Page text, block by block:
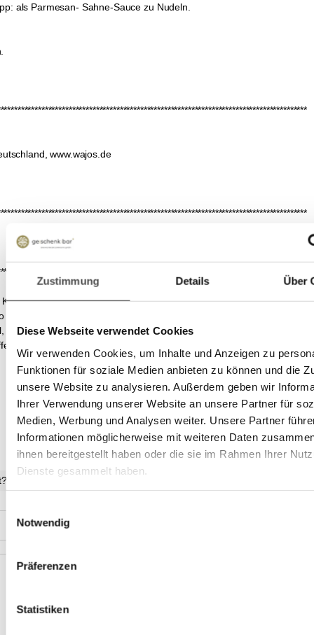
Zustimmung Details Über
Diese Webseite verwendet Cookies
Wir verwenden Cookies, um Inhalte und Anzeigen zu
Funktionen für soziale Medien anbieten zu können und die
unsere Website zu analysieren. Außerdem geben wir
Ihrer Verwendung unserer Website an unsere Partner für
Medien, Werbung und Analysen weiter. Unsere Partner
Informationen möglicherweise mit weiteren Daten
ihnen bereitgestellt haben oder die sie im Rahmen Ihrer
Dienste gesammelt haben.
Einwilligungsauswahl
Notwendig
Präferenzen
Statistiken
als Parmesan- Sahne-Sauce zu Nudeln.
www.wajos.de
Zucker, Aromen (MILCH), SELLERIE, Olivenöl, Petersilie,
MOZZARELLA, MOLKENPULVER), Paprika,
Säuerungsmittel: Zitronensäure
GROSS-geschrieben.